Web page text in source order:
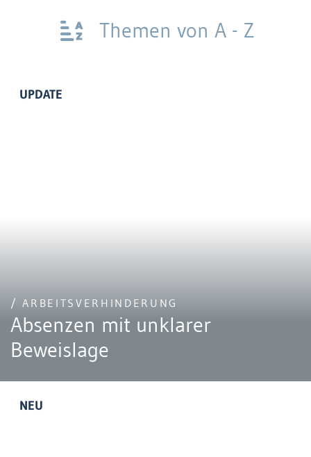
Themen von A - Z
UPDATE
/ ARBEITSVERHINDERUNG
Absenzen mit unklarer
Beweislage
NEU